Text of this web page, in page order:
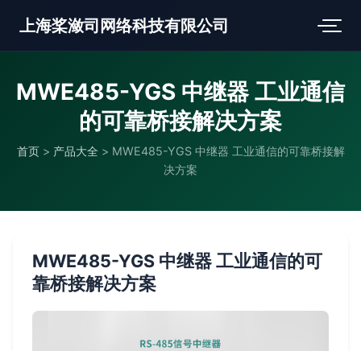
上海桨潋司网络科技有限公司
MWE485-YGS 中继器 工业通信
的可靠桥接解决方案
首页 > 产品大全 > MWE485-YGS 中继器 工业通信的可靠桥接解
决方案
MWE485-YGS 中继器 工业通信的可
靠桥接解决方案